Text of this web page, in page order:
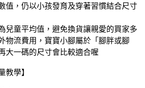
值，仍以小孩發育及穿著習慣結合尺寸
兒童平均值，避免換貨讓親愛的買家多
物流費用，寶寶小腳屬於「腳胖或腳
大一碼的尺寸會比較適合喔
教學】